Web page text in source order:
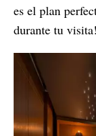
es el plan
durante tu visita!